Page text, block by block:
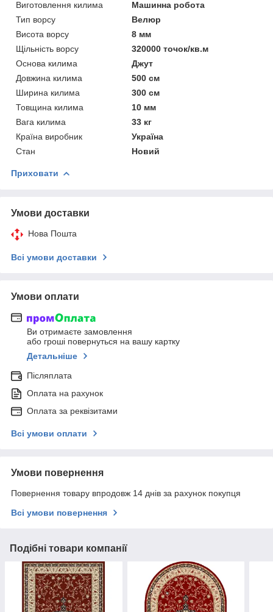
Виготовлення килима
Машинна робота
Тип ворсу
Велюр
Висота ворсу
8 мм
Щільність ворсу
320000 точок/кв.м
Основа килима
Джут
Довжина килима
500 см
Ширина килима
300 см
Товщина килима
10 мм
Вага килима
33 кг
Країна виробник
Україна
Стан
Новий
Приховати
Умови доставки
Нова Пошта
Всі умови доставки
Умови оплати
Ви отримаєте замовлення
або гроші повернуться на вашу картку
Детальніше
Післяплата
Оплата на рахунок
Оплата за реквізитами
Всі умови оплати
Умови повернення
Повернення товару впродовж 14 днів за рахунок покупця
Всі умови повернення
Подібні товари компанії